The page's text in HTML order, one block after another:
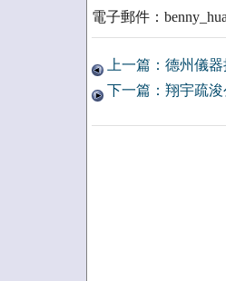
電子郵件：
上一篇：德州儀器
下一篇：翔宇疏浚